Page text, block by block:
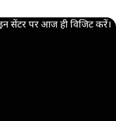
सेंटर पर आज ही विजिट करें।